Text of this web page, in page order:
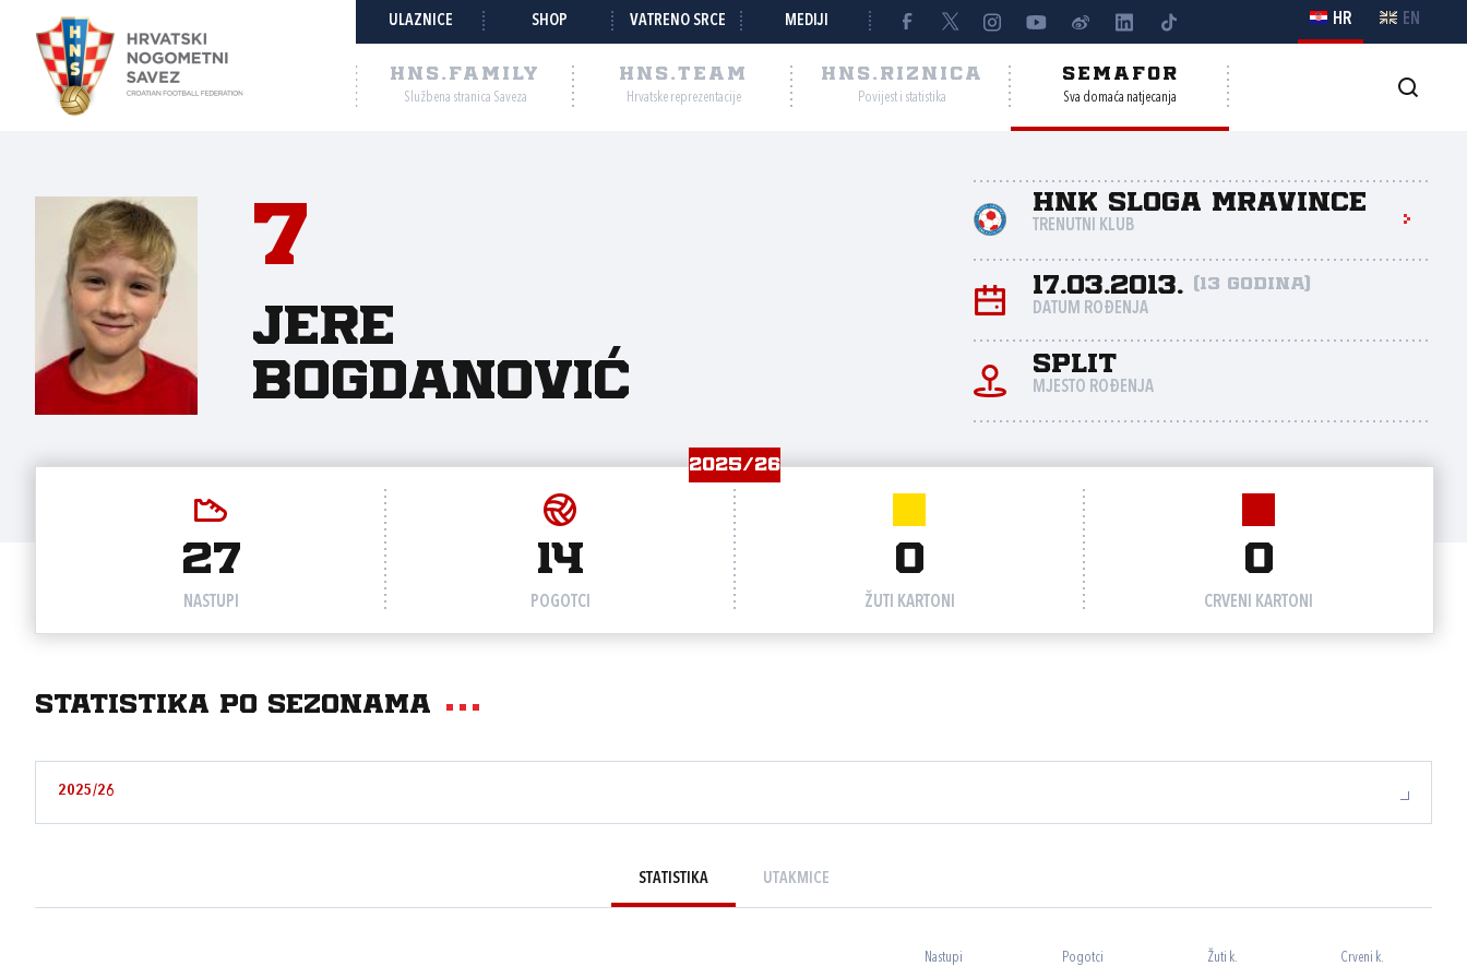
ULAZNICE SHOP VATRENO SRCE MEDIJI HR EN
HNS.FAMILY
Službena stranica Saveza
HNS.TEAM
Hrvatske reprezentacije
HNS.RIZNICA
Povijest i statistika
SEMAFOR
Sva domaća natjecanja
7
Jere
Bogdanović
HNK Sloga Mravince
TRENUTNI KLUB
17.03.2013. (13 godina)
DATUM ROĐENJA
Split
MJESTO ROĐENJA
2025/26
27
NASTUPI
14
POGOTCI
0
ŽUTI KARTONI
0
CRVENI KARTONI
Statistika po sezonama
2025/26
STATISTIKA UTAKMICE
Nastupi Pogotci Žuti k. Crveni k.